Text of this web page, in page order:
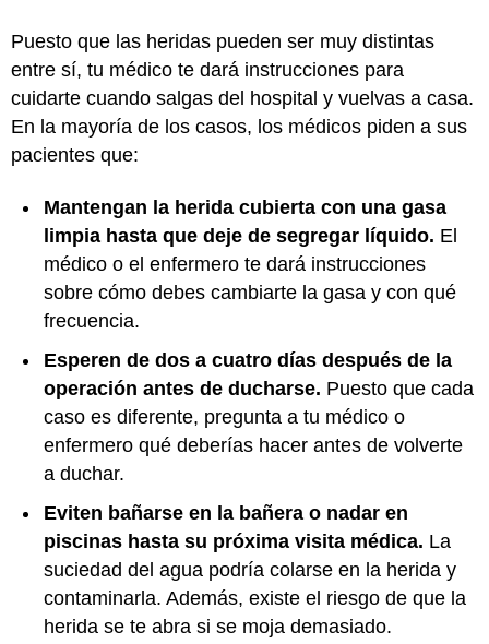
Puesto que las heridas pueden ser muy distintas
entre sí, tu médico te dará instrucciones para
cuidarte cuando salgas del hospital y vuelvas a casa.
En la mayoría de los casos, los médicos piden a sus
pacientes que:
Mantengan la herida cubierta con una gasa
limpia hasta que deje de segregar líquido. El
médico o el enfermero te dará instrucciones
sobre cómo debes cambiarte la gasa y con qué
frecuencia.
Esperen de dos a cuatro días después de la
operación antes de ducharse. Puesto que cada
caso es diferente, pregunta a tu médico o
enfermero qué deberías hacer antes de volverte
a duchar.
Eviten bañarse en la bañera o nadar en
piscinas hasta su próxima visita médica. La
suciedad del agua podría colarse en la herida y
contaminarla. Además, existe el riesgo de que la
herida se te abra si se moja demasiado.